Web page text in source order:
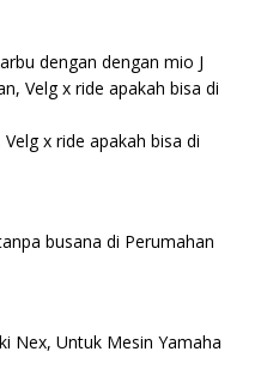
dengan dengan mio J
x ride apakah bisa di
busana di Perumahan
Nex, Untuk Mesin Yamaha